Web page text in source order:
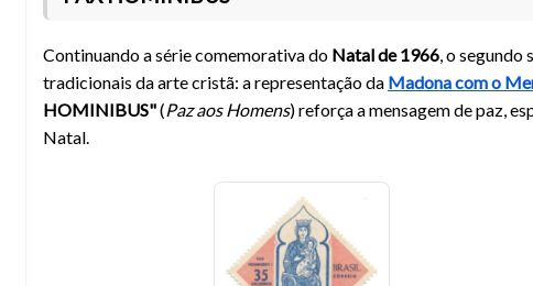
Continuando a série comemorativa do Natal de 1966, o segundo
tradicionais da arte cristã: a representação da Madona com o
HOMINIBUS"(Paz aos Homens) reforça a mensagem de paz,
Natal.